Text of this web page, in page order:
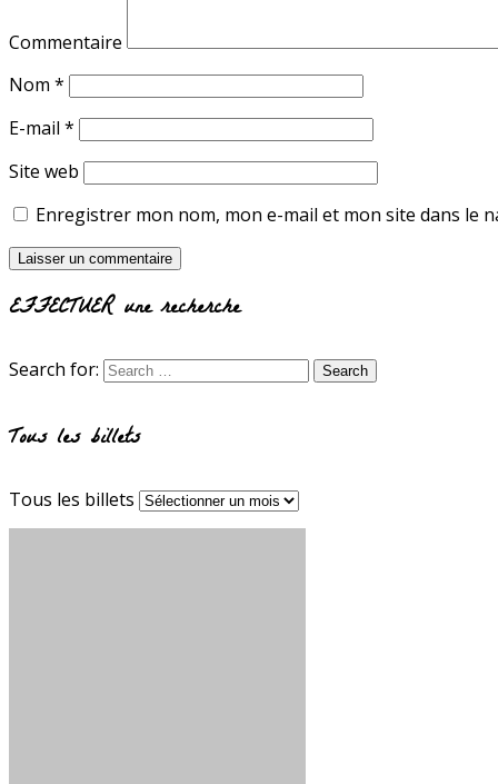
Commentaire
Nom *
E-mail *
Site web
Enregistrer mon nom, mon e-mail et mon site dans le
EFFECTUER une recherche
Search for:
Tous les billets
Tous les billets